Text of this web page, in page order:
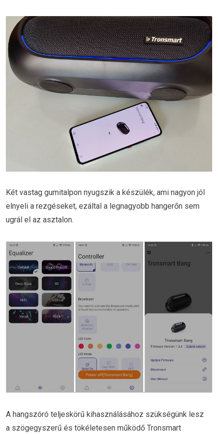
Két vastag gumitalpon nyugszik a készülék, ami nagyon jól
elnyeli a rezgéseket, ezáltal a legnagyobb hangerőn sem
ugrál el az asztalon.
A hangszóró teljeskörű kihasználásához szükségünk lesz
a szögegyszerű és tökéletesen működő Tronsmart